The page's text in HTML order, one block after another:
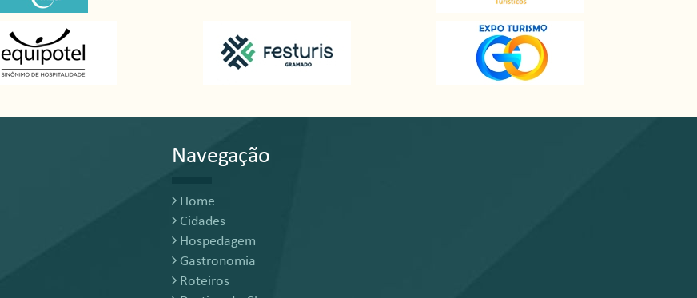
Navegação
Home
Cidades
Hospedagem
Gastronomia
Roteiros